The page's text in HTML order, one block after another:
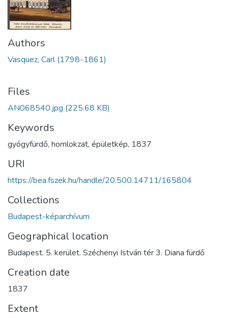
Authors
Vasquez, Carl (1798-1861)
Files
AN068540.jpg (225.68 KB)
Keywords
gyógyfürdő, homlokzat, épületkép, 1837
URI
https://bea.fszek.hu/handle/20.500.14711/165804
Collections
Budapest-képarchívum
Geographical location
Budapest. 5. kerület. Széchenyi István tér 3. Diana fürdő
Creation date
1837
Extent